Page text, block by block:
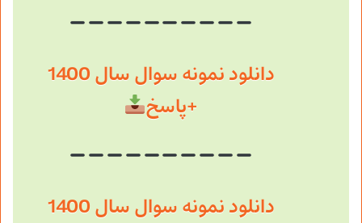
دانلود نمونه سوال سال 1400
+پاسخ
دانلود نمونه سوال سال 1400